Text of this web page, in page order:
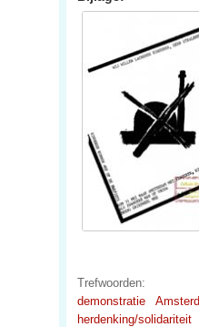
Trefwoorden:
demonstratie
herdenking/solidariteit